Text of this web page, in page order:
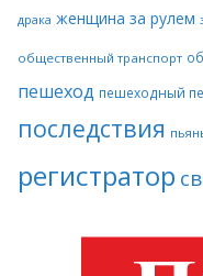
драка женщина за рулем
общественный транспорт
пешеход пешеходный
последствия
регистратор